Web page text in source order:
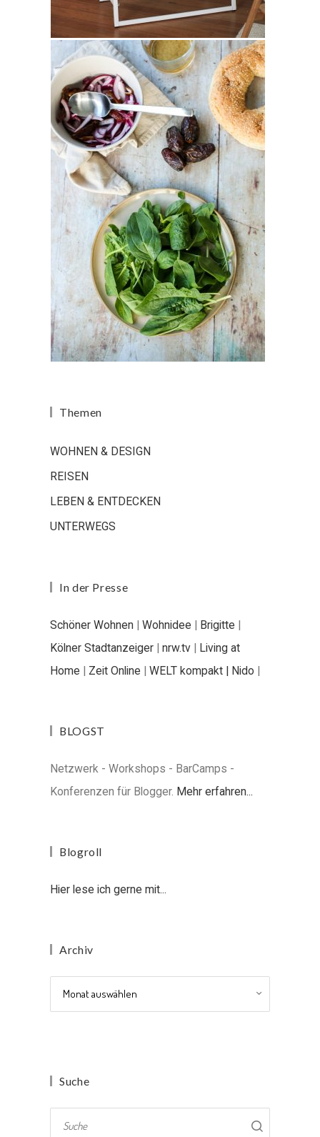
Themen
WOHNEN & DESIGN
REISEN
LEBEN & ENTDECKEN
UNTERWEGS
In der Presse
Schöner Wohnen | Wohnidee | Brigitte |
Kölner Stadtanzeiger | nrw.tv | Living at
Home | Zeit Online | WELT kompakt | Nido |
BLOGST
Netzwerk - Workshops - BarCamps -
Konferenzen für Blogger. Mehr erfahren...
Blogroll
Hier lese ich gerne mit...
Archiv
Suche